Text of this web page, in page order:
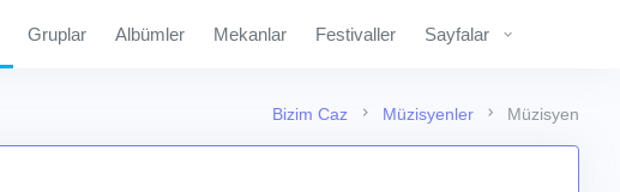
Gruplar Albümler Mekanlar Festivaller Sayfalar
Bizim Caz Müzisyenler Müzisyen